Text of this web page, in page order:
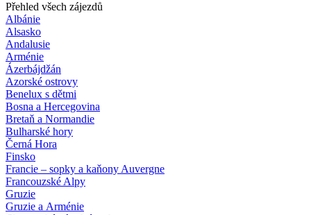
Přehled všech zájezdů
Albánie
Alsasko
Andalusie
Arménie
Ázerbájdžán
Azorské ostrovy
Benelux s dětmi
Bosna a Hercegovina
Bretaň a Normandie
Bulharské hory
Černá Hora
Finsko
Francie – sopky a kaňony Auvergne
Francouzské Alpy
Gruzie
Gruzie a Arménie